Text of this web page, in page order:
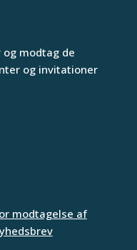
modtag de
og invitationer
modtagelse af